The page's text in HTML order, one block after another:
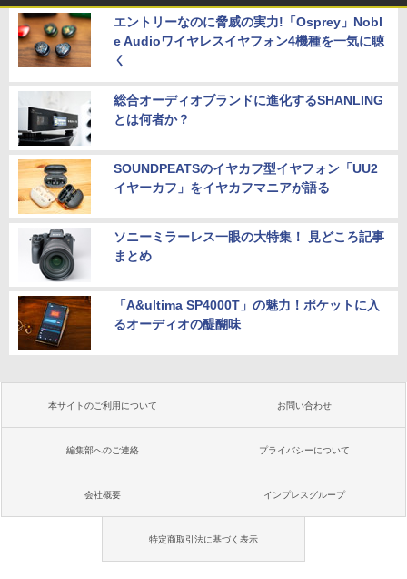
エントリーなのに脅威の実力!「Osprey」Nobl
e Audioワイヤレスイヤフォン4機種を一気に聴
く
総合オーディオブランドに進化するSHANLING
とは何者か？
SOUNDPEATSのイヤカフ型イヤフォン「UU2
イヤーカフ」をイヤカフマニアが語る
ソニーミラーレス一眼の大特集！ 見どころ記事
まとめ
「A&ultima SP4000T」の魅力！ポケットに入
るオーディオの醍醐味
本サイトのご利用について お問い合わせ
編集部へのご連絡 プライバシーについて
会社概要 インプレスグループ
特定商取引法に基づく表示